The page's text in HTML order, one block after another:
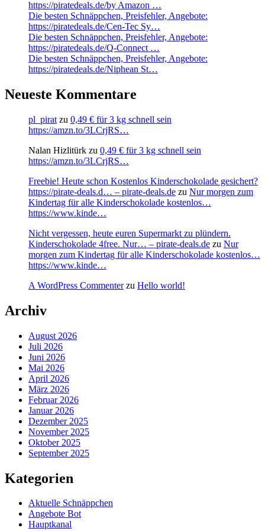
https://piratedeals.de/by Amazon …
Die besten Schnäppchen, Preisfehler, Angebote:
https://piratedeals.de/Cen-Tec Sy…
Die besten Schnäppchen, Preisfehler, Angebote:
https://piratedeals.de/Q-Connect …
Die besten Schnäppchen, Preisfehler, Angebote:
https://piratedeals.de/Niphean St…
Neueste Kommentare
pl_pirat zu 0,49 € für 3 kg schnell sein
https://amzn.to/3LCrjRS…
Nalan Hizlitürk zu 0,49 € für 3 kg schnell sein
https://amzn.to/3LCrjRS…
Freebie! Heute schon Kostenlos Kinderschokolade gesichert?
https://pirate-deals.d… – pirate-deals.de zu Nur morgen zum
Kindertag für alle Kinderschokolade kostenlos…
https://www.kinde…
Nicht vergessen, heute euren Supermarkt zu plündern.
Kinderschokolade 4free. Nur… – pirate-deals.de zu Nur
morgen zum Kindertag für alle Kinderschokolade kostenlos…
https://www.kinde…
A WordPress Commenterzu Hello world!
Archiv
August 2026
Juli 2026
Juni 2026
Mai 2026
April 2026
März 2026
Februar 2026
Januar 2026
Dezember 2025
November 2025
Oktober 2025
September 2025
Kategorien
Aktuelle Schnäppchen
Angebote Bot
Hauptkanal